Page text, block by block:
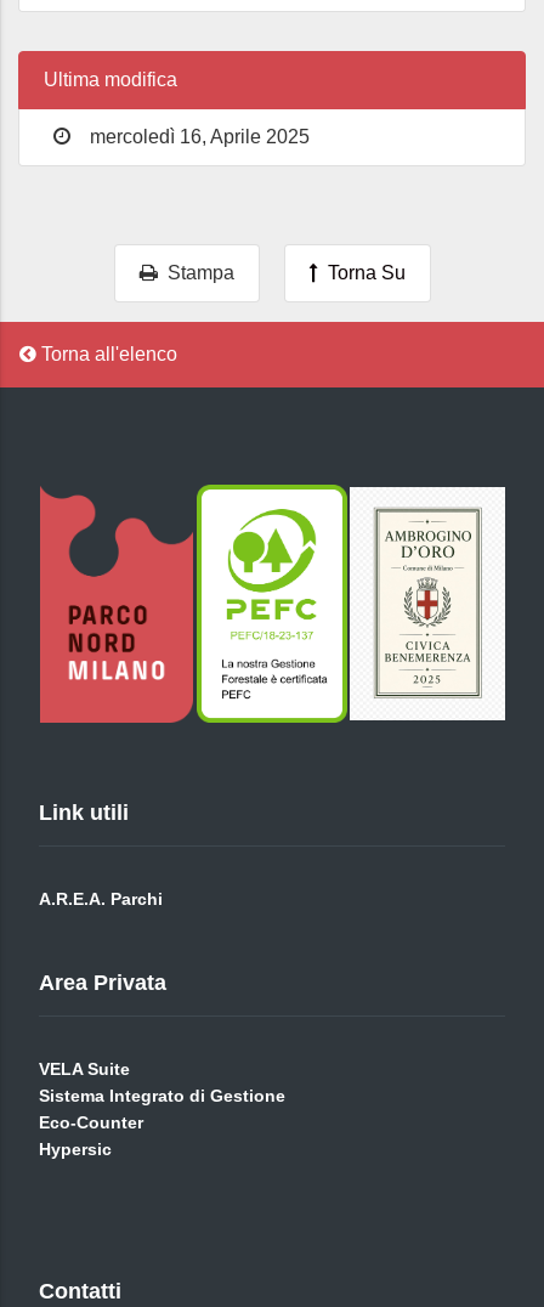
Ultima modifica
mercoledì 16, Aprile 2025
Stampa Torna Su
Torna all'elenco
Link utili
A.R.E.A. Parchi
Area Privata
VELA Suite
Sistema Integrato di Gestione
Eco-Counter
Hypersic
Contatti